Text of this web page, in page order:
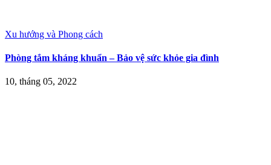
Xu hướng và Phong cách
Phòng tắm kháng khuẩn – Bảo vệ sức khỏe gia đình
10, tháng 05, 2022